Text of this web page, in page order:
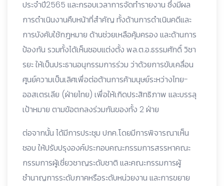
ประจำปี2565 และกรอบเวลาการจัดทำรายงาน ซึ่งมีผล
การดำเนินงานคืบหน้าที่สำคัญ ทั้งด้านการดำเนินคดีและ
การบังคับใช้กฎหมาย ด้านช่วยเหลือคุ้มครอง และด้านการ
ป้องกัน รวมทั้งได้เห็นชอบแต่งตั้ง พล.ต.อ.ธรรมศักดิ์ วิชา
รยะ ให้เป็นประธานอนุกรรมการร่วม ว่าด้วยการขับเคลื่อน
ศูนย์ความเป็นเลิศเพื่อต่อต้านการค้ามนุษย์ระหว่างไทย-
ออสเตรเลีย (ฝ่ายไทย) เพื่อให้เกิดประสิทธิภาพ และบรรลุ
เป้าหมาย ตามข้อตกลงร่วมกันของทั้ง 2 ฝ่าย
ต่อจากนั้น ได้มีการประชุม ปกค.โดยมีการพิจารณาเห็น
ชอบ ให้ปรับปรุงองค์ประกอบคณะกรรมการสรรหาคณะ
กรรมการผู้เชี่ยวชาญระดับชาติ และคณะกรรมการผู้
ชำนาญการระดับภาคหรือระดับหน่วยงาน และการขยาย